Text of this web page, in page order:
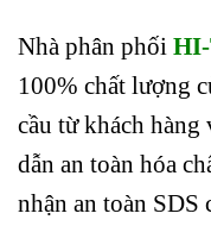
Nhà phân phối
100% chất lượng
cầu từ khách hàng
dẫn an toàn hóa
nhận an toàn SDS